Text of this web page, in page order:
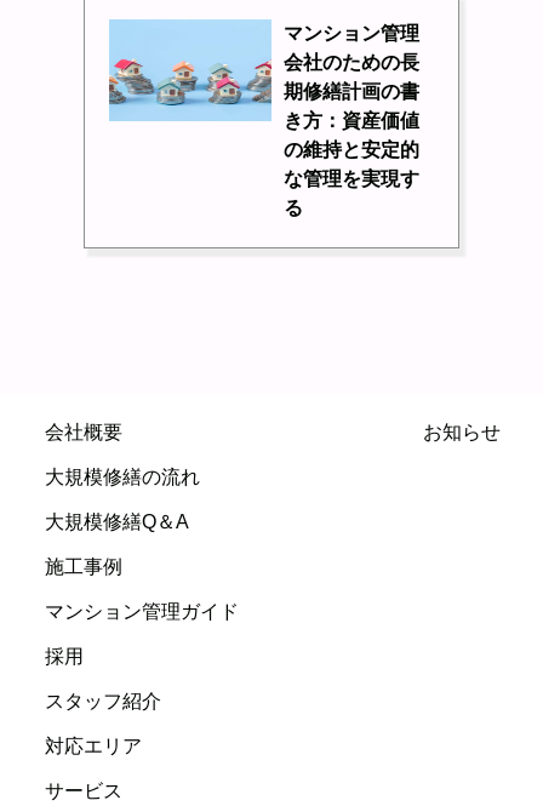
マンション管理
会社のための長
期修繕計画の書
き方：資産価値
の維持と安定的
な管理を実現す
る
会社概要
大規模修繕の流れ
大規模修繕Q＆A
施工事例
マンション管理ガイド
採用
スタッフ紹介
対応エリア
サービス
お知らせ